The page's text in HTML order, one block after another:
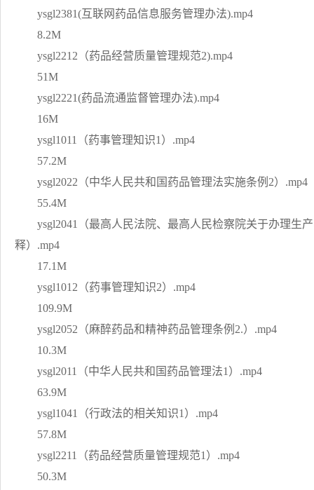
ysgl2381(互联网药品信息服务管理办法).mp4
8.2M
ysgl2212（药品经营质量管理规范2).mp4
51M
ysgl2221(药品流通监督管理办法).mp4
16M
ysgl1011（药事管理知识1）.mp4
57.2M
ysgl2022（中华人民共和国药品管理法实施条例2）.mp4
55.4M
ysgl2041（最高人民法院、最高人民检察院关于办理生
释）.mp4
17.1M
ysgl1012（药事管理知识2）.mp4
109.9M
ysgl2052（麻醉药品和精神药品管理条例2.）.mp4
10.3M
ysgl2011（中华人民共和国药品管理法1）.mp4
63.9M
ysgl1041（行政法的相关知识1）.mp4
57.8M
ysgl2211（药品经营质量管理规范1）.mp4
50.3M